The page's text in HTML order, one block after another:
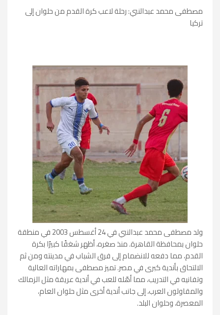
مصطفى محمد عبدالنبي: رحلة لاعب كرة القدم من حلوان إلى
تركيا
ولد مصطفى محمد عبدالنبي في 24 أغسطس 2003 في منطقة
حلوان بمحافظة القاهرة. منذ صغره، أظهر شغفًا كبيرًا بكرة
القدم، مما دفعه للانضمام إلى فرق الشباب في مدينته ومن ثم
الالتحاق بأندية كبرى في مصر. تميز مصطفى بمهاراته العالية
وتفانيه في التدريب، مما أهّله للعب في أندية عريقة مثل الزمالك
والمقاولون العرب، إلى جانب أندية أخرى مثل حلوان العام،
المعصرة، وحلوان البلد.